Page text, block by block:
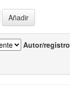
Autor/registro